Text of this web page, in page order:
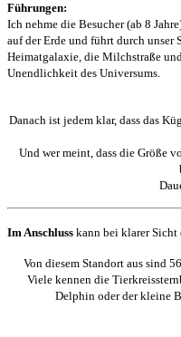
Führungen:
Ich nehme die Besucher (ab 8
auf der Erde und führt durch unser
Heimatgalaxie, die Milchstraße
Unendlichkeit des Universums.
Danach ist jedem klar, dass das
Und wer meint, dass die Größe
Im Anschluss kann bei klarer Sicht
Von diesem Standort aus sind
Viele kennen die
Delphin oder der kleine